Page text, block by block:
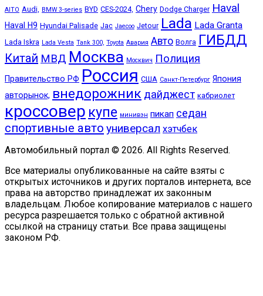
AITO Audi, BMW 3-series BYD CES-2024, Chery Dodge Charger Haval
Haval H9 Hyundai Palisade Jac Jaecoo Jetour Lada Lada Granta
Lada Iskra Lada Vesta Tank 300, Toyota Авария Авто Волга ГИБДД
Китай МВД Москва Москвич Полиция
Правительство РФ Россия США Санкт-Петербург Япония
авторынок, внедорожник дайджест кабриолет
кроссовер купе минивэн пикап седан
спортивные авто универсал хэтчбек
Автомобильный портал © 2026. All Rights Reserved.
Все материалы опубликованные на сайте взяты с
открытых источников и других порталов интернета, все
права на авторство принадлежат их законным
владельцам. Любое копирование материалов с нашего
ресурса разрешается только с обратной активной
ссылкой на страницу статьи. Все права защищены
законом РФ.